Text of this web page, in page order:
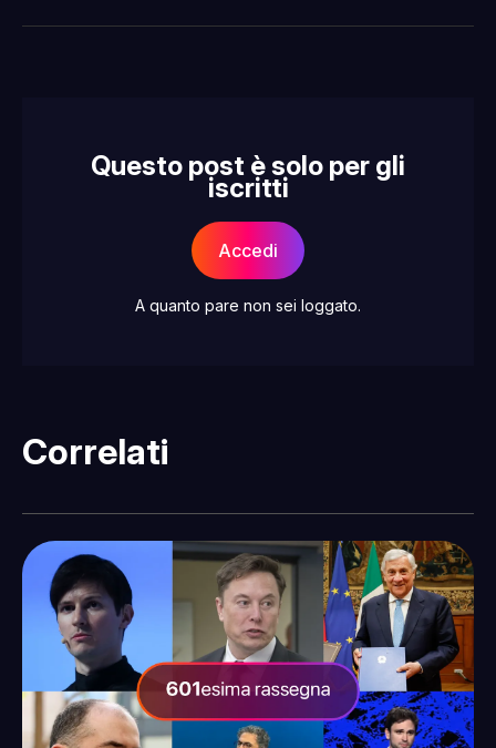
Facebook
Pinterest
LinkedInWhatsApp
email
Questo post è solo per gli
iscritti
Accedi
A quanto pare non sei loggato.
Correlati